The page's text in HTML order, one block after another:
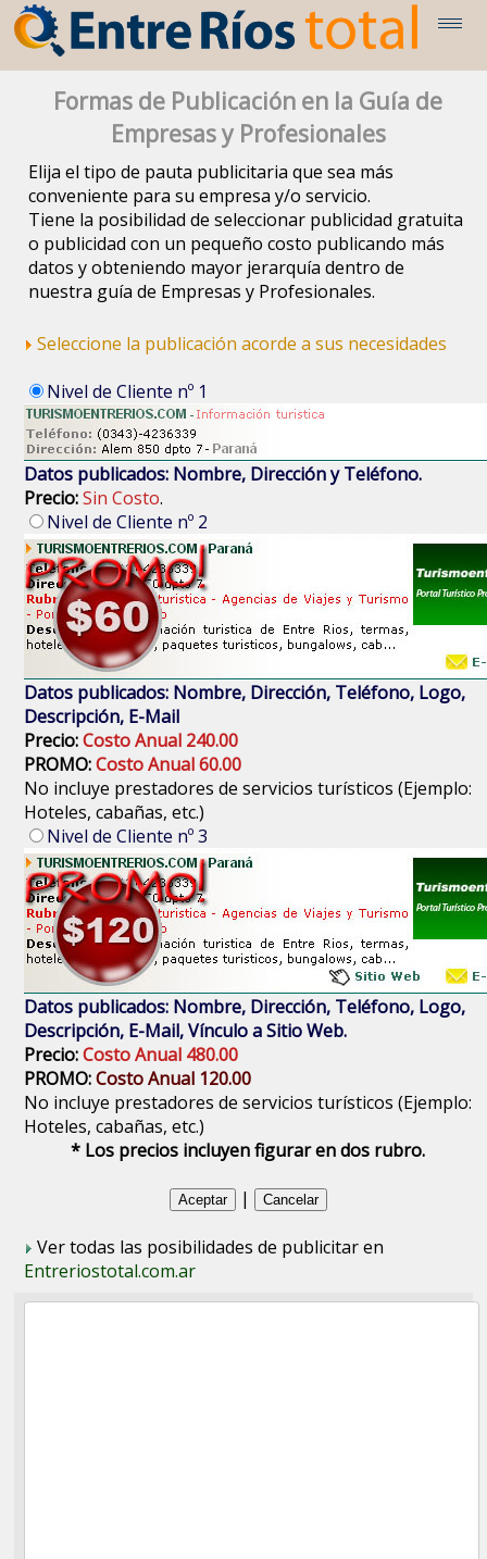
Formas de Publicación en la Guía de
Empresas y Profesionales
Elija el tipo de pauta publicitaria que sea más
conveniente para su empresa y/o servicio.
Tiene la posibilidad de seleccionar publicidad gratuita
o publicidad con un pequeño costo publicando más
datos y obteniendo mayor jerarquía dentro de
nuestra guía de Empresas y Profesionales.
Seleccione la publicación acorde a sus necesidades
Nivel de Cliente nº 1
Datos publicados: Nombre, Dirección y Teléfono.
Precio:Sin Costo.
Nivel de Cliente nº 2
Datos publicados: Nombre, Dirección, Teléfono, Logo,
Descripción, E-Mail
Precio:Costo Anual 240.00
PROMO:Costo Anual 60.00
No incluye prestadores de servicios turísticos (Ejemplo:
Hoteles, cabañas, etc.)
Nivel de Cliente nº 3
Datos publicados: Nombre, Dirección, Teléfono, Logo,
Descripción, E-Mail, Vínculo a Sitio Web.
Precio:Costo Anual 480.00
PROMO:Costo Anual 120.00
No incluye prestadores de servicios turísticos (Ejemplo:
Hoteles, cabañas, etc.)
* Los precios incluyen figurar en dos rubro.
|
Ver todas las posibilidades de publicitar en
Entreriostotal.com.ar